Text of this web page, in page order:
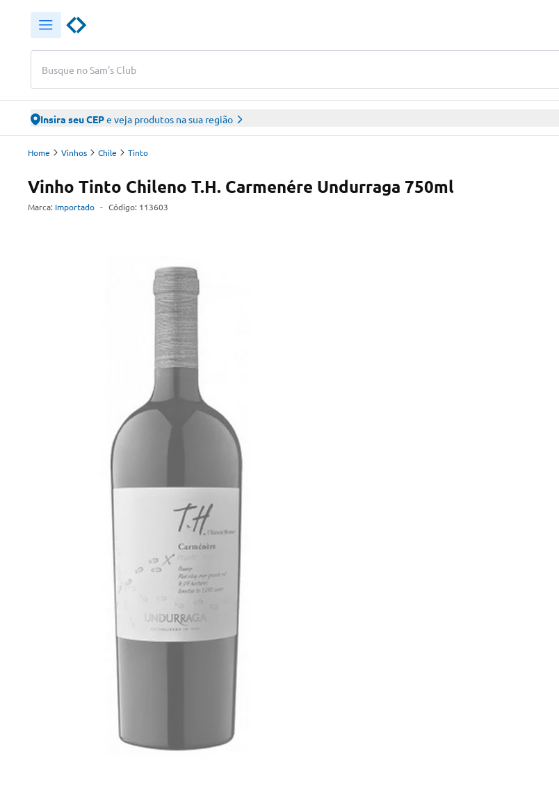
Busque no Sam's Club
Insira seu CEPe veja produtos na sua região
Home Vinhos Chile Tinto
Vinho Tinto Chileno T.H. Carmenére Undurraga 750ml
Marca: Importado - Código: 113603